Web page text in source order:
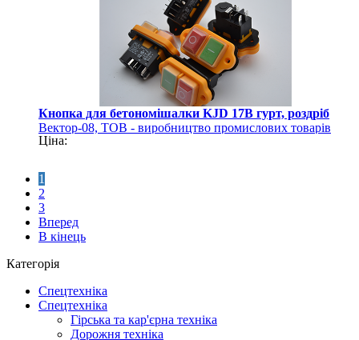
Кнопка для бетономішалки KJD 17B гурт, роздріб
Вектор-08, ТОВ - виробництво промислових товарів
Ціна:
1
2
3
Вперед
В кінець
Категорія
Спецтехніка
Спецтехніка
Гірська та кар'єрна техніка
Дорожня техніка